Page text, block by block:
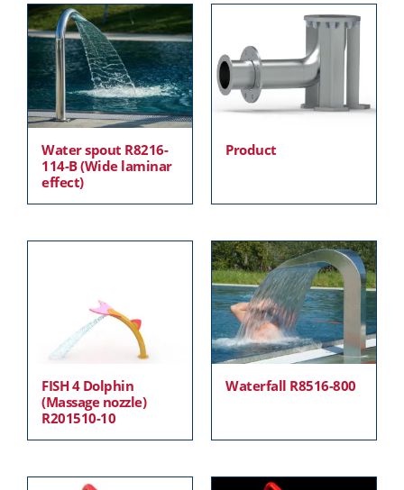
Water spout R8216-
114-B (Wide laminar
effect)
Product
FISH 4 Dolphin
(Massage nozzle)
R201510-10
Waterfall R8516-800